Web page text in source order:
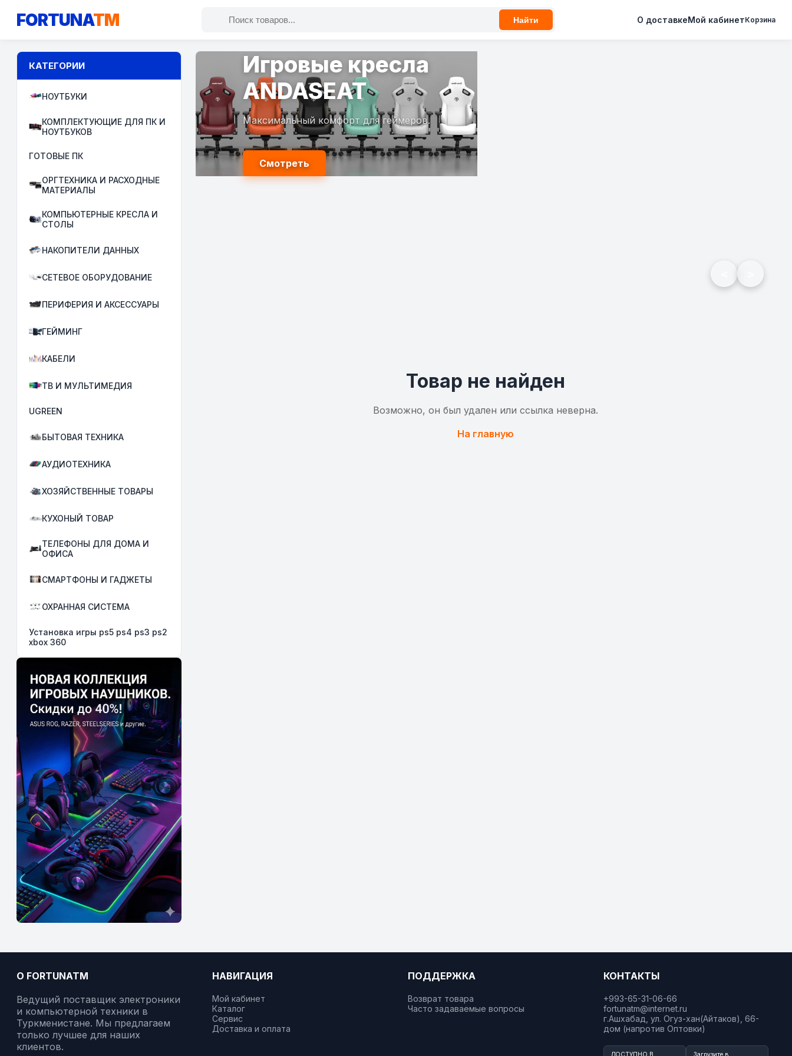
FORTUNATM Найти О доставкеМой кабинетКорзина
КАТЕГОРИИ
НОУТБУКИ
КОМПЛЕКТУЮЩИЕ ДЛЯ ПК И
НОУТБУКОВ
ГОТОВЫЕ ПК
ОРГТЕХНИКА И РАСХОДНЫЕ
МАТЕРИАЛЫ
КОМПЬЮТЕРНЫЕ КРЕСЛА И
СТОЛЫ
НАКОПИТЕЛИ ДАННЫХ
СЕТЕВОЕ ОБОРУДОВАНИЕ
ПЕРИФЕРИЯ И АКСЕССУАРЫ
ГЕЙМИНГ
КАБЕЛИ
ТВ И МУЛЬТИМЕДИЯ
UGREEN
БЫТОВАЯ ТЕХНИКА
АУДИОТЕХНИКА
ХОЗЯЙСТВЕННЫЕ ТОВАРЫ
КУХОНЫЙ ТОВАР
ТЕЛЕФОНЫ ДЛЯ ДОМА И
ОФИСА
СМАРТФОНЫ И ГАДЖЕТЫ
ОХРАННАЯ СИСТЕМА
Установка игры ps5 ps4 ps3 ps2
xbox 360
Игровые кресла
ANDASEAT
Максимальный комфорт для геймеров.
Смотреть
Товар не найден
Возможно, он был удален или ссылка неверна.
На главную
О FORTUNATM
Ведущий поставщик электроники
и компьютерной техники в
Туркменистане. Мы предлагаем
только лучшее для наших
клиентов.
НАВИГАЦИЯ
Мой кабинет
Каталог
Сервис
Доставка и оплата
ПОДДЕРЖКА
Возврат товара
Часто задаваемые вопросы
КОНТАКТЫ
+993-65-31-06-66
fortunatm@internet.ru
г.Ашхабад, ул. Огуз-хан(Айтаков), 66-
дом (напротив Оптовки)
ДОСТУПНО В Загрузите в